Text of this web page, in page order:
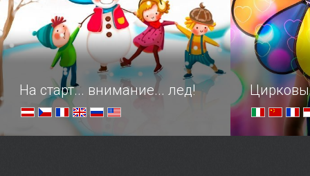
На старт... внимание... лед!